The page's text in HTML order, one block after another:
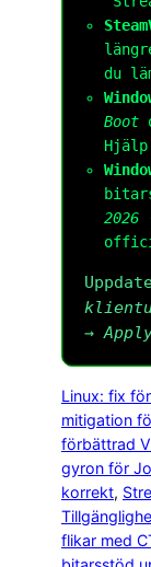
du
Boot
2026
→
Linux: fix
mitigation
förbättrad
gyron för
korrekt,
flikar med